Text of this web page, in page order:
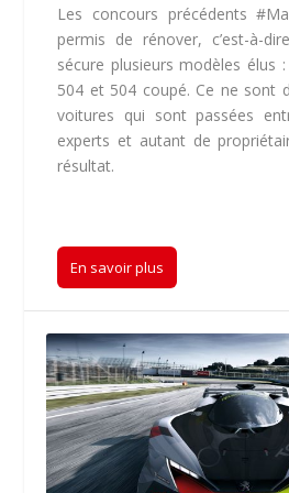
Les concours précédents
permis de rénover, c’est-à-
sécure plusieurs modèles élus
504 et 504 coupé. Ce ne sont
voitures qui sont passées
experts et autant de
résultat.
En savoir plus